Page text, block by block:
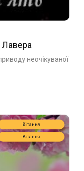
Лавера
неочікуваної
Вітання
Вітання